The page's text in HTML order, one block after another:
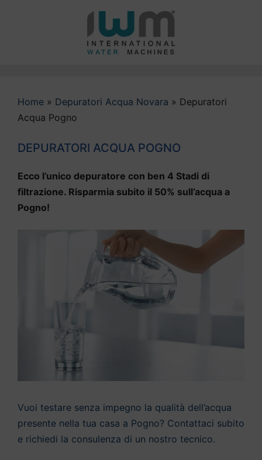
Home » Depuratori Acqua Novara » Depuratori
Acqua Pogno
DEPURATORI ACQUA POGNO
Ecco l’unico depuratore con ben 4 Stadi di
filtrazione. Risparmia subito il 50% sull’acqua a
Pogno!
Vuoi testare senza impegno la qualità dell’acqua
presente nella tua casa a Pogno? Contattaci subito
e richiedi la consulenza di un nostro tecnico.